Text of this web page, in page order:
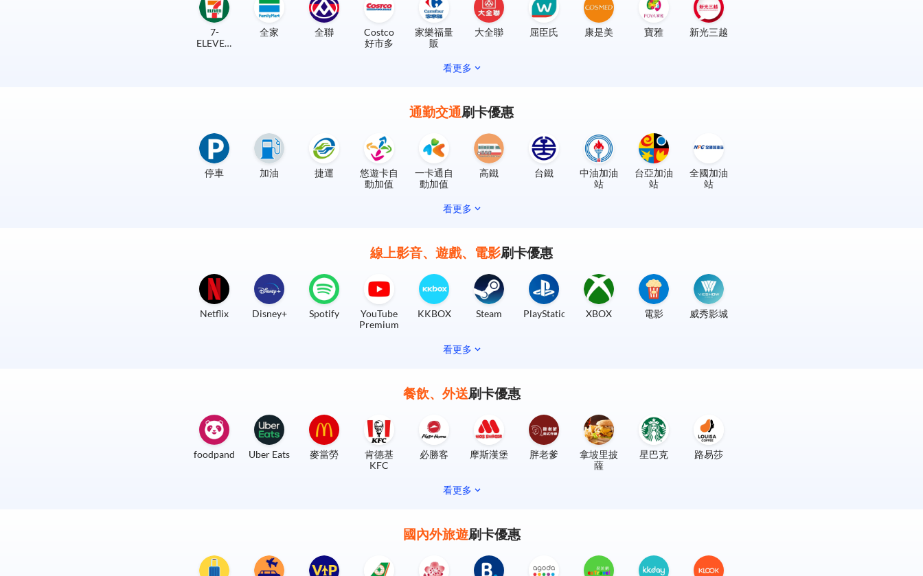
7-
ELEVEN
全家 全聯
Costco
好市多
家樂福量
販
大全聯 屈臣氏 康是美 寶雅 新光三越
看更多
通勤交通刷卡優惠
停車 加油 捷運
悠遊卡自
動加值
一卡通自
動加值
高鐵 台鐵
中油加油
站
台亞加油
站
全國加油
站
看更多
線上影音、遊戲、電影刷卡優惠
Netflix Disney+ Spotify
YouTube
Premium
KKBOX Steam PlayStation XBOX 電影 威秀影城
看更多
餐飲、外送刷卡優惠
foodpanda Uber Eats 麥當勞
肯德基
KFC
必勝客 摩斯漢堡 胖老爹
拿坡里披
薩
星巴克 路易莎
看更多
國內外旅遊刷卡優惠